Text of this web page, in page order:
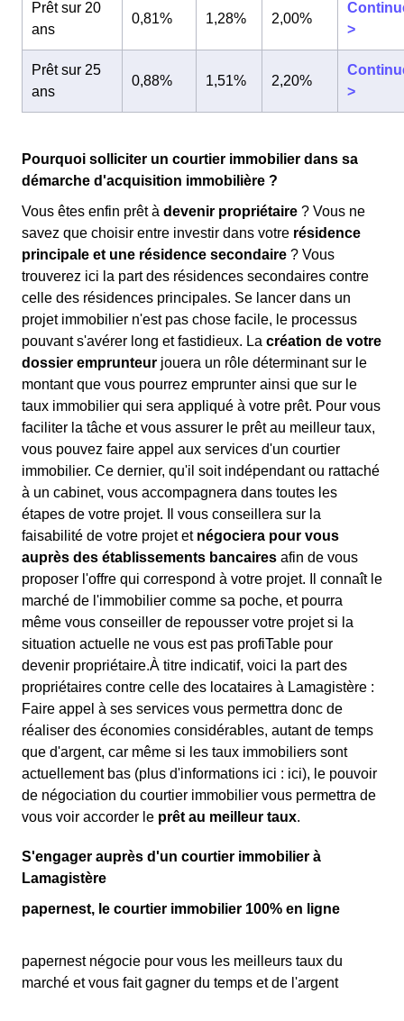
Prêt sur 20
ans
0,81% 1,28% 2,00%
>
Prêt sur 25
ans
0,88% 1,51% 2,20%
>
Pourquoi solliciter un courtier immobilier dans sa
démarche d'acquisition immobilière ?
Vous êtes enfin prêt à devenir propriétaire ? Vous ne
savez que choisir entre investir dans votre résidence
principale et une résidence secondaire ? Vous
trouverez ici la part des résidences secondaires contre
celle des résidences principales. Se lancer dans un
projet immobilier n'est pas chose facile, le processus
pouvant s'avérer long et fastidieux. La création de votre
dossier emprunteur jouera un rôle déterminant sur le
montant que vous pourrez emprunter ainsi que sur le
taux immobilier qui sera appliqué à votre prêt. Pour vous
faciliter la tâche et vous assurer le prêt au meilleur taux,
vous pouvez faire appel aux services d'un courtier
immobilier. Ce dernier, qu'il soit indépendant ou rattaché
à un cabinet, vous accompagnera dans toutes les
étapes de votre projet. Il vous conseillera sur la
faisabilité de votre projet et négociera pour vous
auprès des établissements bancaires afin de vous
proposer l'offre qui correspond à votre projet. Il connaît le
marché de l'immobilier comme sa poche, et pourra
même vous conseiller de repousser votre projet si la
situation actuelle ne vous est pas profiTable pour
devenir propriétaire.À titre indicatif, voici la part des
propriétaires contre celle des locataires à Lamagistère :
Faire appel à ses services vous permettra donc de
réaliser des économies considérables, autant de temps
que d'argent, car même si les taux immobiliers sont
actuellement bas (plus d'informations ici : ici), le pouvoir
de négociation du courtier immobilier vous permettra de
vous voir accorder le prêt au meilleur taux.
S'engager auprès d'un courtier immobilier à
Lamagistère
papernest, le courtier immobilier 100% en ligne
papernest négocie pour vous les meilleurs taux du
marché et vous fait gagner du temps et de l'argent